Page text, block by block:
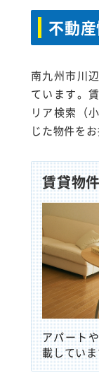
不動
南九州市川
ています。
リア検索（
じた物件を
賃貸物
アパート
載してい